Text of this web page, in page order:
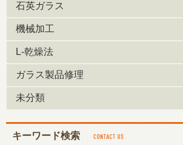
石英ガラス
機械加工
L-乾燥法
ガラス製品修理
未分類
キーワード検索